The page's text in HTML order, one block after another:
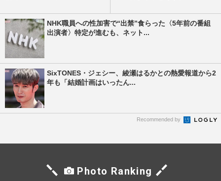
NHK職員への性加害で“出禁”食らった〈5年前の番組
出演者〉特定が進むも、ネット...
SixTONES・ジェシー、綾瀬はるかとの熱愛報道から2
年も「結婚計画はいったん...
Recommended by
Photo Ranking